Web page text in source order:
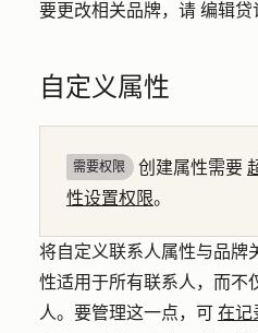
要更改相关品牌，请 编辑贷
自定义属性
需要权限 创建属性需要
性设置权限。
将自定义联系人属性与品牌
性适用于所有联系人，而不
人。要管理这一点，可 在记